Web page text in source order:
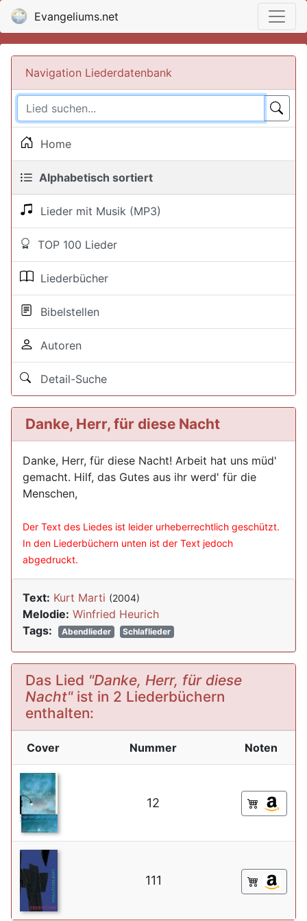
Evangeliums.net
Navigation Liederdatenbank
Home
Alphabetisch sortiert
Lieder mit Musik (MP3)
TOP 100 Lieder
Liederbücher
Bibelstellen
Autoren
Detail-Suche
Danke, Herr, für diese Nacht
Danke, Herr, für diese Nacht! Arbeit hat uns müd'
gemacht. Hilf, das Gutes aus ihr werd' für die
Menschen,
Der Text des Liedes ist leider urheberrechtlich geschützt.
In den Liederbüchern unten ist der Text jedoch
abgedruckt.
Text: Kurt Marti (2004)
Melodie: Winfried Heurich
Tags:
Abendlieder Schlaflieder
Das Lied "Danke, Herr, für diese
Nacht"ist in 2 Liederbüchern
enthalten:
Cover Nummer Noten
12
111